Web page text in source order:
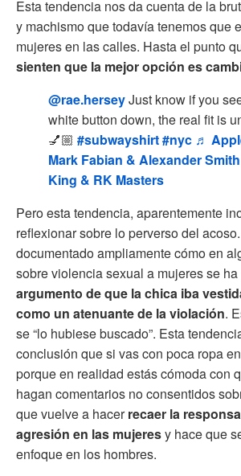
Esta tendencia nos da cuenta de la
y machismo que todavía tenemos que
mujeres en las calles. Hasta el punto
sienten que la mejor opción es
@rae.herseyJust know if you
white button down, the real fit is
💅🏼 #subwayshirt#nyc ♬
Mark Fabian & Alexander
King & RK Masters
Pero esta tendencia, aparentemente
reflexionar sobre lo perverso del
documentado ampliamente cómo en
sobre violencia sexual a mujeres se
argumento de que la chica iba
como un atenuante de la violación.
se “lo hubiese buscado”. Esta
conclusión que si vas con poca ropa
porque en realidad estás cómoda con
hagan comentarios no consentidos
que vuelve a hacerrecaer la
agresión en las mujeresy hace que
enfoque en los hombres.